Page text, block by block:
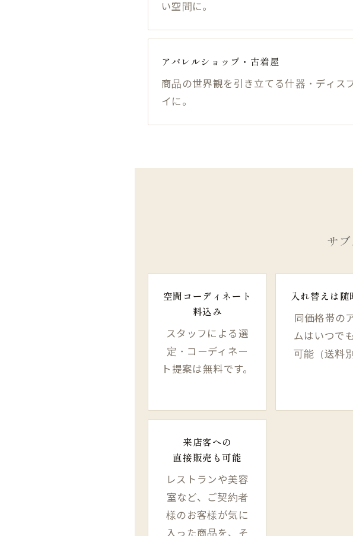
い空間に。
アパレルショップ・古着屋
商品の世界観を引き立てる什器・ディス
イに。
サ
空間コーディネート
料込み
スタッフによる選
定・コーディネー
ト提案は無料です。
入れ替えは​随
同価格帯の
ムはいつで
可能（送料
来店客への​
直接販売も​可能
レストランや美容
室など、ご契約者
様のお客様が気に
入った商品を、そ